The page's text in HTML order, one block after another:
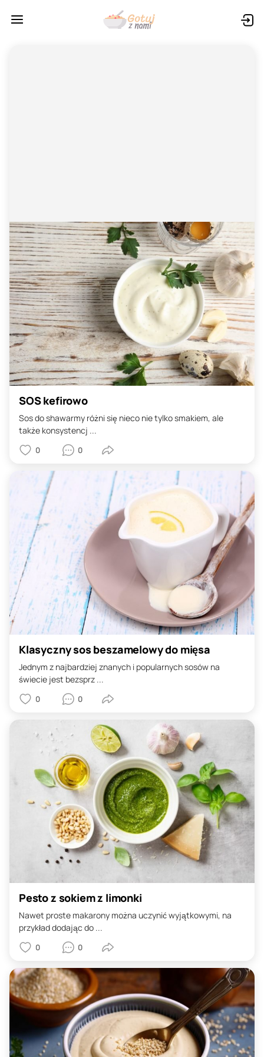
SOS kefirowo
Sos do shawarmy różni się nieco nie tylko smakiem, ale
także konsystencj ...
0 0
Klasyczny sos beszamelowy do mięsa
Jednym z najbardziej znanych i popularnych sosów na
świecie jest bezsprz ...
0 0
Pesto z sokiem z limonki
Nawet proste makarony można uczynić wyjątkowymi, na
przykład dodając do ...
0 0